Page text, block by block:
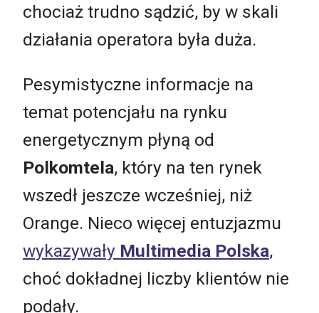
chociaż trudno sądzić, by w skali
działania operatora była duża.
Pesymistyczne informacje na
temat potencjału na rynku
energetycznym płyną od
Polkomtela, który na ten rynek
wszedł jeszcze wcześniej, niż
Orange. Nieco więcej entuzjazmu
wykazywały Multimedia Polska,
choć dokładnej liczby klientów nie
podały.